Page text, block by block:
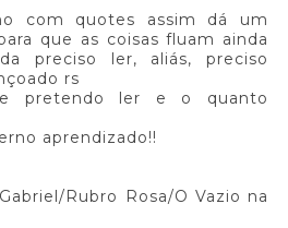
com quotes assim dá um
que as coisas fluam ainda
preciso ler, aliás, preciso
rs
pretendo ler e o quanto
aprendizado!!
Rubro Rosa/O Vazio na